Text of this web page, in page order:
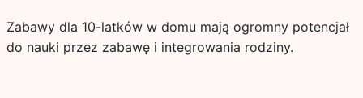
Zabawy dla 10-latków w domu mają ogromny potencjał
do nauki przez zabawę i integrowania rodziny.